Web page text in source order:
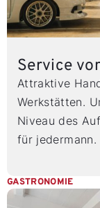
Service
Attraktive
Werkstätten.
Niveau des
für jedermann.
GASTRONOMIE